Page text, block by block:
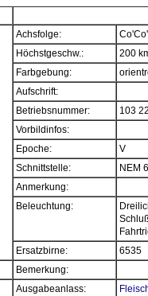
Achsfolge:
Co'Co'
Höchstgeschw.:
200
Farbgebung:
Aufschrift:
Betriebsnummer:
103
Vorbildinfos:
Epoche:
V
Schnittstelle:
NEM
Anmerkung:
Beleuchtung:
Ersatzbirne:
6535
Bemerkung:
Ausgabeanlass: